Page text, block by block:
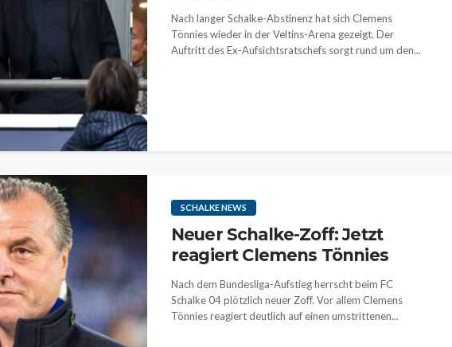
Nach langer Schalke-Abstinenz hat sich Clemens
Tönnies wieder in der Veltins-Arena gezeigt. Der
Auftritt des Ex-Aufsichtsratschefs sorgt rund um den...
SCHALKE NEWS
Neuer Schalke-Zoff: Jetzt
reagiert Clemens Tönnies
Nach dem Bundesliga-Aufstieg herrscht beim FC
Schalke 04 plötzlich neuer Zoff. Vor allem Clemens
Tönnies reagiert deutlich auf einen umstrittenen...